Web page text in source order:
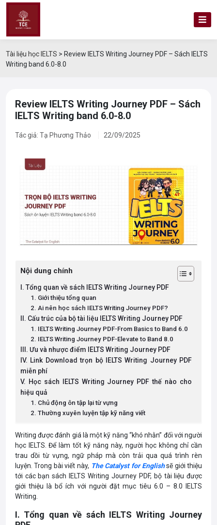
Tài liệu học IELTS > Review IELTS Writing Journey PDF – Sách IELTS
Writing band 6.0-8.0
Review IELTS Writing Journey PDF – Sách
IELTS Writing band 6.0-8.0
Tác giả: Tạ Phương Thảo 22/09/2025
Nội dung chính
I. Tổng quan về sách IELTS Writing Journey PDF
1. Giới thiệu tổng quan
2. Ai nên học sách IELTS Writing Journey PDF?
II. Cấu trúc của bộ tài liệu IELTS Writing Journey PDF
1. IELTS Writing Journey PDF-From Basics to Band 6.0
2. IELTS Writing Journey PDF-Elevate to Band 8.0
III. Ưu và nhược điểm IELTS Writing Journey PDF
IV. Link Download trọn bộ IELTS Writing Journey PDF
miễn phí
V. Học sách IELTS Writing Journey PDF thế nào cho
hiệu quả
1. Chủ động ôn tập lại từ vựng
2. Thường xuyên luyện tập kỹ năng viết
Writing được đánh giá là một kỹ năng “khó nhằn” đối với người
học IELTS. Để làm tốt kỹ năng này, người học không chỉ cần
trau dồi từ vựng, ngữ pháp mà còn trải qua quá trình rèn
luyện. Trong bài viết này, The Catalyst for Englishsẽ giới thiệu
tới các bạn sách IELTS Writing Journey PDF, bộ tài liệu được
giới thiệu là bổ ích với người đặt mục tiêu 6.0 – 8.0 IELTS
Writing.
I. Tổng quan về sách IELTS Writing Journey